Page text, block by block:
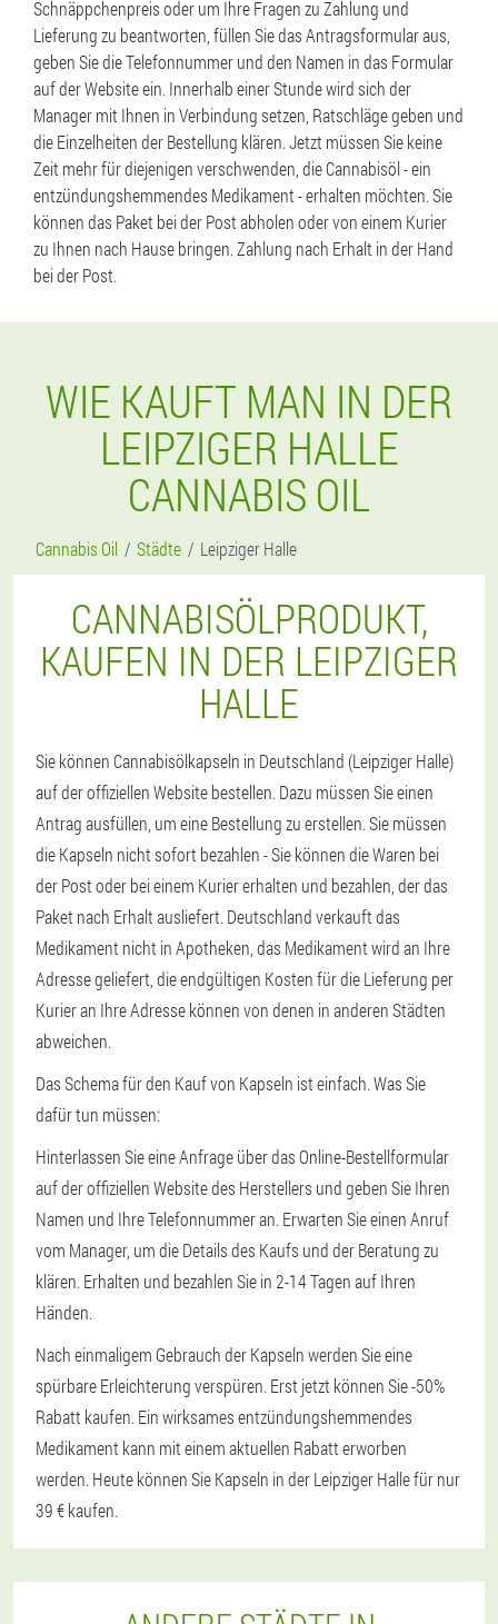
Schnäppchenpreis oder um Ihre Fragen zu Zahlung und
Lieferung zu beantworten, füllen Sie das Antragsformular aus,
geben Sie die Telefonnummer und den Namen in das Formular
auf der Website ein. Innerhalb einer Stunde wird sich der
Manager mit Ihnen in Verbindung setzen, Ratschläge geben und
die Einzelheiten der Bestellung klären. Jetzt müssen Sie keine
Zeit mehr für diejenigen verschwenden, die Cannabisöl - ein
entzündungshemmendes Medikament - erhalten möchten. Sie
können das Paket bei der Post abholen oder von einem Kurier
zu Ihnen nach Hause bringen. Zahlung nach Erhalt in der Hand
bei der Post.
WIE KAUFT MAN IN DER
LEIPZIGER HALLE
CANNABIS OIL
Cannabis Oil Städte Leipziger Halle
CANNABISÖLPRODUKT,
KAUFEN IN DER LEIPZIGER
HALLE
Sie können Cannabisölkapseln in Deutschland (Leipziger Halle)
auf der offiziellen Website bestellen. Dazu müssen Sie einen
Antrag ausfüllen, um eine Bestellung zu erstellen. Sie müssen
die Kapseln nicht sofort bezahlen - Sie können die Waren bei
der Post oder bei einem Kurier erhalten und bezahlen, der das
Paket nach Erhalt ausliefert. Deutschland verkauft das
Medikament nicht in Apotheken, das Medikament wird an Ihre
Adresse geliefert, die endgültigen Kosten für die Lieferung per
Kurier an Ihre Adresse können von denen in anderen Städten
abweichen.
Das Schema für den Kauf von Kapseln ist einfach. Was Sie
dafür tun müssen:
Hinterlassen Sie eine Anfrage über das Online-Bestellformular
auf der offiziellen Website des Herstellers und geben Sie Ihren
Namen und Ihre Telefonnummer an. Erwarten Sie einen Anruf
vom Manager, um die Details des Kaufs und der Beratung zu
klären. Erhalten und bezahlen Sie in 2-14 Tagen auf Ihren
Händen.
Nach einmaligem Gebrauch der Kapseln werden Sie eine
spürbare Erleichterung verspüren. Erst jetzt können Sie -50%
Rabatt kaufen. Ein wirksames entzündungshemmendes
Medikament kann mit einem aktuellen Rabatt erworben
werden. Heute können Sie Kapseln in der Leipziger Halle für nur
39 € kaufen.